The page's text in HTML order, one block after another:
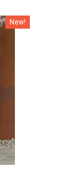
New!